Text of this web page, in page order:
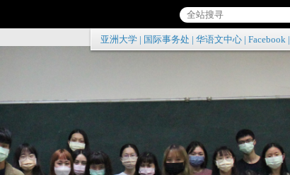
亚洲大学 国际事务处 华语文中心 Facebook